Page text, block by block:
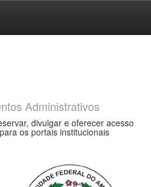
Administrativos
divulgar e oferecer acesso
os portais institucionais